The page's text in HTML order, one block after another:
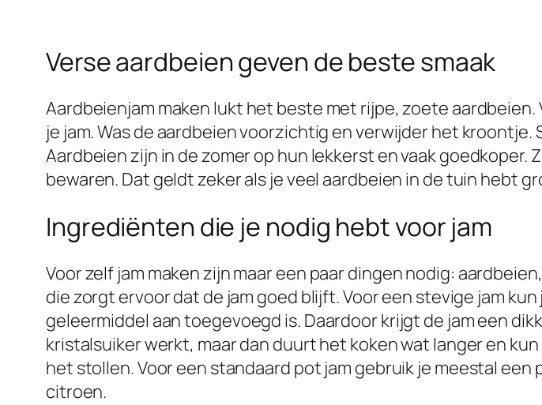
Verse aardbeien geven de beste smaak
Aardbeienjam maken lukt het beste met rijpe, zoete
je jam. Was de aardbeien voorzichtig en verwijder het
Aardbeien zijn in de zomer op hun lekkerst en vaak
bewaren. Dat geldt zeker als je veel aardbeien in de tuin hebt
Ingrediënten die je nodig hebt voor jam
Voor zelf jam maken zijn maar een paar dingen nodig:
die zorgt ervoor dat de jam goed blijft. Voor een stevige jam
geleermiddel aan toegevoegd is. Daardoor krijgt de jam een
kristalsuiker werkt, maar dan duurt het koken wat langer en
het stollen. Voor een standaard pot jam gebruik je meestal een
citroen.